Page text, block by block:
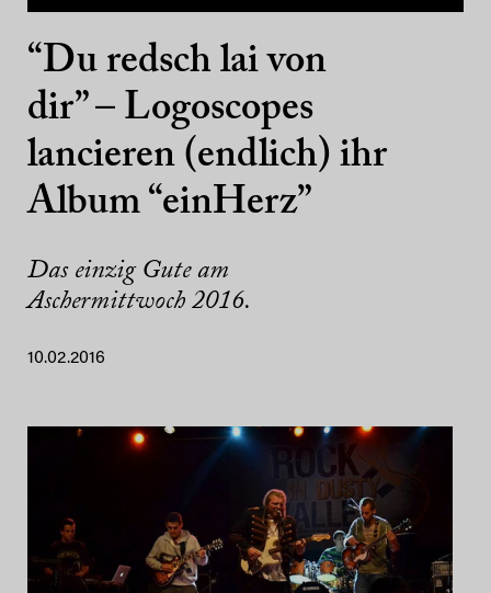
“Du redsch lai von
dir” – Logoscopes
lancieren (endlich) ihr
Album “einHerz”
Das einzig Gute am
Aschermittwoch 2016.
10.02.2016